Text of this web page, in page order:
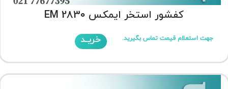
کفشور استخر ایمکس EM 2830
جهت استعلام قیمت تماس بگیرید. خریـد